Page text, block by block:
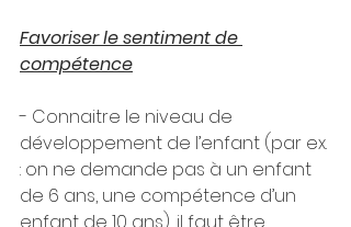
Favoriser le sentiment de
compétence
- Connaitre le niveau de
développement de l’enfant (par ex.
: on ne demande pas à un enfant
de 6 ans, une compétence d’un